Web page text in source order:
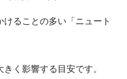
ることの多い「ニュート
く影響する目安です。